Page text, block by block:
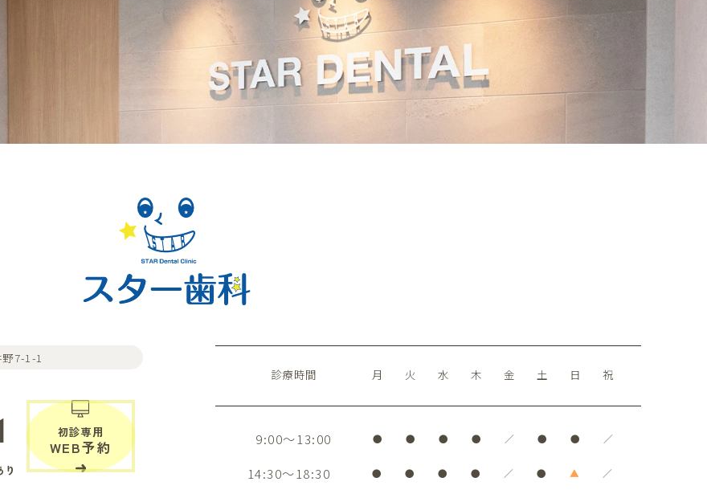
7-1-1
初診専用
WEB予約
診療時間 月 火 水 木 金 土 日 祝
9:00～13:00 ● ● ● ● ／ ● ● ／
14:30～18:30 ● ● ● ● ／ ● ▲ ／